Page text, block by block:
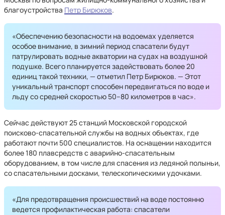
благоустройства Петр Бирюков.
«Обеспечению безопасности на водоемах уделяется
особое внимание, в зимний период спасатели будут
патрулировать водные акватории на судах на воздушной
подушке. Всего планируется задействовать более 20
единиц такой техники, — отметил Петр Бирюков. — Этот
уникальный транспорт способен передвигаться по воде и
льду со средней скоростью 50–80 километров в час».
Сейчас действуют 25 станций Московской городской
поисково-спасательной службы на водных объектах, где
работают почти 500 специалистов. На оснащении находится
более 180 плавсредств с аварийно-спасательным
оборудованием, в том числе для спасения из ледяной полыньи,
со спасательными досками, телескопическими удочками.
«Для предотвращения происшествий на воде постоянно
ведется профилактическая работа: спасатели